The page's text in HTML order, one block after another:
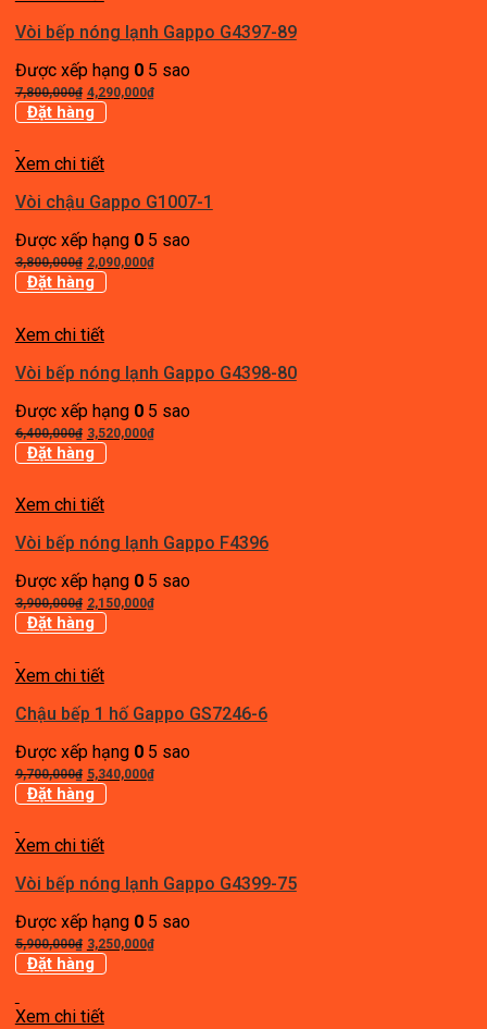
Vòi bếp nóng lạnh Gappo G4397-89
Được xếp hạng 05 sao
7,800,000₫ Giá
gốc
7,800,000₫.
4,290,000₫Giá
Đặt hàng
Xem chi tiết
Vòi chậu Gappo G1007-1
Được xếp hạng 05 sao
3,800,000₫ Giá
gốc
3,800,000₫.
2,090,000₫Giá
Đặt hàng
Xem chi tiết
Vòi bếp nóng lạnh Gappo G4398-80
Được xếp hạng 05 sao
6,400,000₫ Giá
gốc
6,400,000₫.
3,520,000₫Giá
Đặt hàng
Xem chi tiết
Vòi bếp nóng lạnh Gappo F4396
Được xếp hạng 05 sao
3,900,000₫ Giá
gốc
3,900,000₫.
2,150,000₫Giá
Đặt hàng
Xem chi tiết
Chậu bếp 1 hố Gappo GS7246-6
Được xếp hạng 05 sao
9,700,000₫ Giá
gốc
9,700,000₫.
5,340,000₫Giá
Đặt hàng
Xem chi tiết
Vòi bếp nóng lạnh Gappo G4399-75
Được xếp hạng 05 sao
5,900,000₫ Giá
gốc
5,900,000₫.
3,250,000₫Giá
Đặt hàng
Xem chi tiết